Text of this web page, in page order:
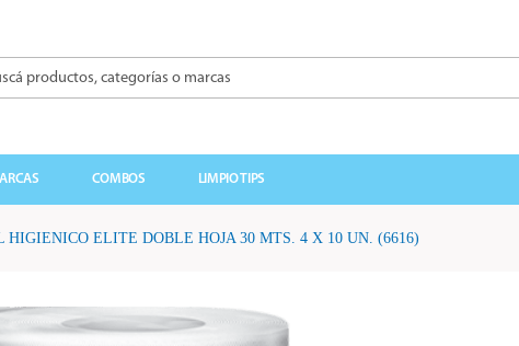
productos, categorías o marcas
COMBOS LIMPIO TIPS
HIGIENICO ELITE DOBLE HOJA 30 MTS. 4 X 10 UN. (6616)